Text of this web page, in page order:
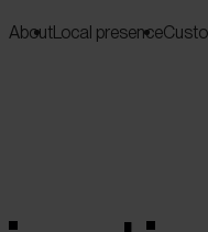
AboutLocal presence